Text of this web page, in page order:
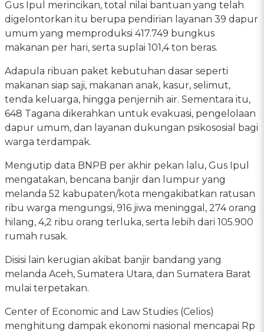
Gus Ipul merincikan, total nilai bantuan yang telah
digelontorkan itu berupa pendirian layanan 39 dapur
umum yang memproduksi 417.749 bungkus
makanan per hari, serta suplai 101,4 ton beras.
Adapula ribuan paket kebutuhan dasar seperti
makanan siap saji, makanan anak, kasur, selimut,
tenda keluarga, hingga penjernih air. Sementara itu,
648 Tagana dikerahkan untuk evakuasi, pengelolaan
dapur umum, dan layanan dukungan psikososial bagi
warga terdampak.
Mengutip data BNPB per akhir pekan lalu, Gus Ipul
mengatakan, bencana banjir dan lumpur yang
melanda 52 kabupaten/kota mengakibatkan ratusan
ribu warga mengungsi, 916 jiwa meninggal, 274 orang
hilang, 4,2 ribu orang terluka, serta lebih dari 105.900
rumah rusak.
Disisi lain kerugian akibat banjir bandang yang
melanda Aceh, Sumatera Utara, dan Sumatera Barat
mulai terpetakan.
Center of Economic and Law Studies (Celios)
menghitung dampak ekonomi nasional mencapai Rp